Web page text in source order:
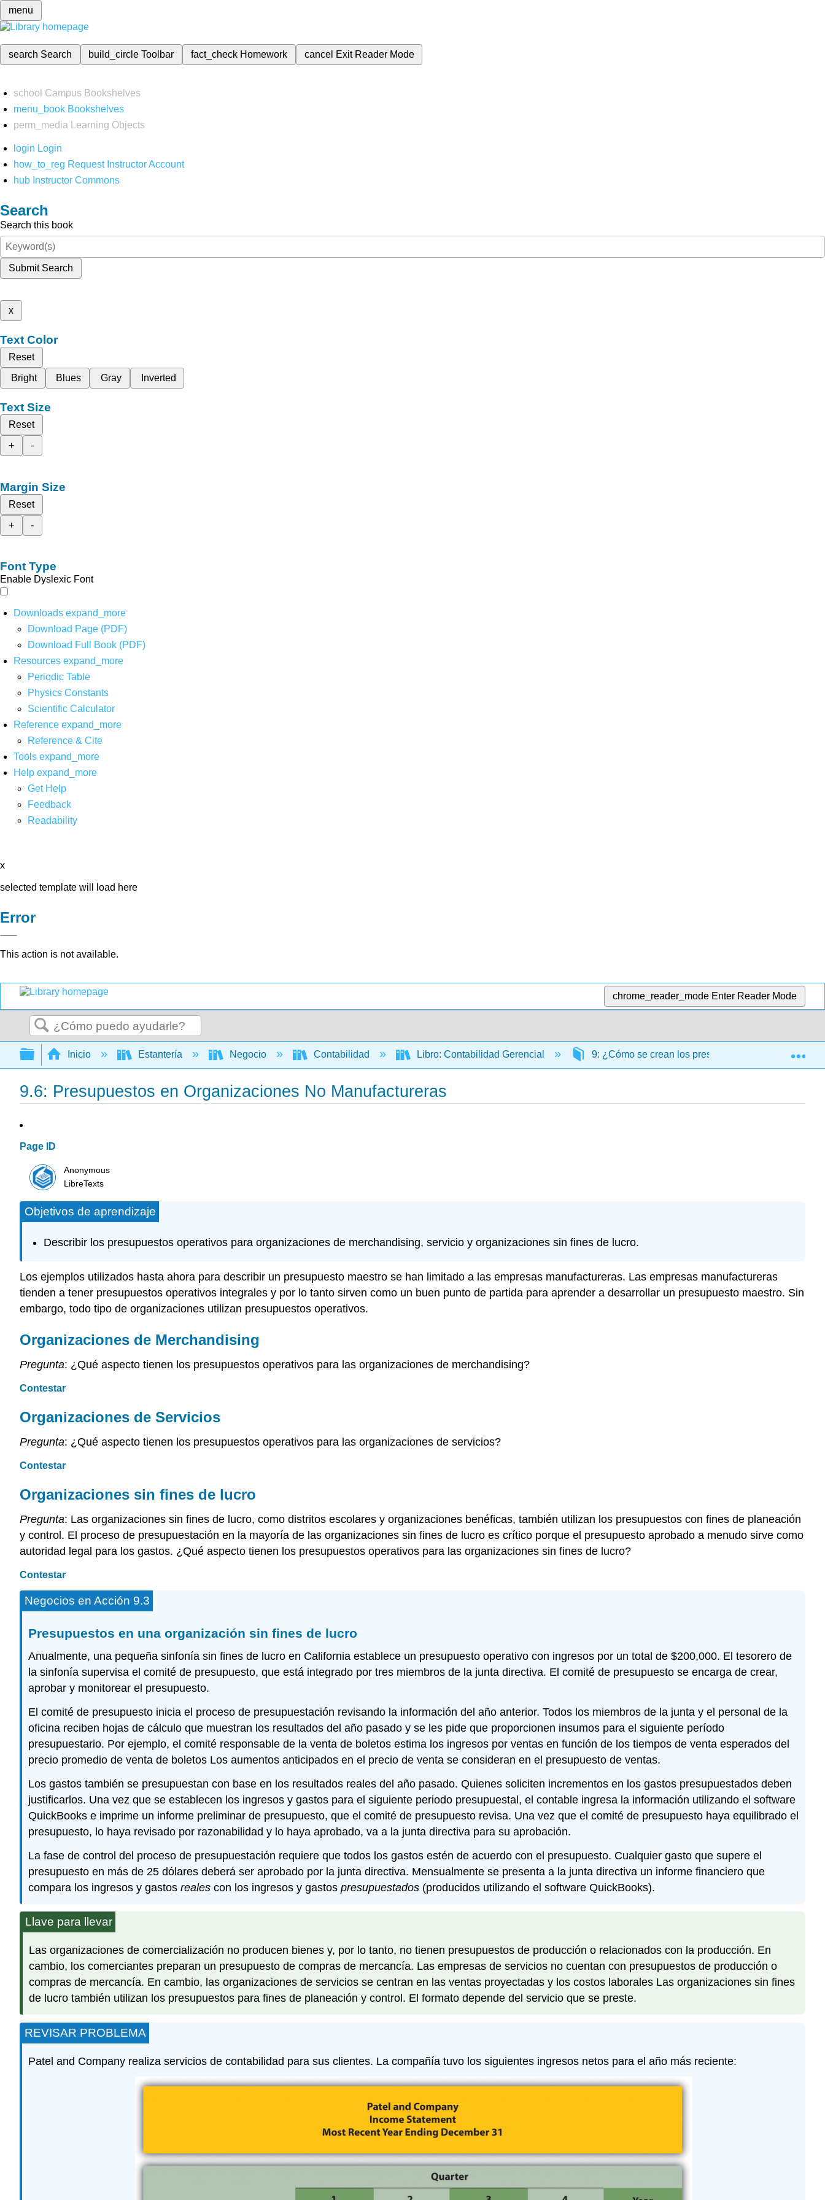
menu
search Search build_circleToolbar fact_check Homework cancel Exit Reader Mode
school Campus Bookshelves
menu_book Bookshelves
perm_media
Learning Objects
login Login
how_to_reg Request Instructor Account
hub Instructor Commons
Search
Search this book
Submit Search
x
Text Color
Reset
Bright
Blues Gray Inverted
Text Size
Reset
+
-
Margin Size
Reset
+
-
Font Type
Enable Dyslexic Font
Downloads expand_more
Download Page (PDF)
Download Full Book (PDF)
Resources expand_more
Periodic Table
Physics Constants
Scientific Calculator
Reference expand_more
Reference & Cite
Tools expand_more
Help expand_more
Get Help
Feedback
Readability
x
selected template will load here
Error
This action is not available.
chrome_reader_mode Enter Reader Mode
Buscar
Expandir/contraer jerarquía global
Inicio Estantería Negocio Contabilidad Libro: Contabilidad Gerencial 9: ¿Cómo se crean los presupuestos operativos?
9.6: Presupuestos en Organizaciones No Manufactureras
Page ID
Anonymous
LibreTexts
Objetivos de aprendizaje
Describir los presupuestos operativos para organizaciones de merchandising, servicio y organizaciones sin fines de lucro.
Los ejemplos utilizados hasta ahora para describir un presupuesto maestro se han limitado a las empresas manufactureras. Las empresas manufactureras
tienden a tener presupuestos operativos integrales y por lo tanto sirven como un buen punto de partida para aprender a desarrollar un presupuesto maestro. Sin
embargo, todo tipo de organizaciones utilizan presupuestos operativos.
Organizaciones de Merchandising
Pregunta: ¿Qué aspecto tienen los presupuestos operativos para las organizaciones de merchandising?
Contestar
Organizaciones de Servicios
Pregunta: ¿Qué aspecto tienen los presupuestos operativos para las organizaciones de servicios?
Contestar
Organizaciones sin fines de lucro
Pregunta: Las organizaciones sin fines de lucro, como distritos escolares y organizaciones benéficas, también utilizan los presupuestos con fines de planeación
y control. El proceso de presupuestación en la mayoría de las organizaciones sin fines de lucro es crítico porque el presupuesto aprobado a menudo sirve como
autoridad legal para los gastos. ¿Qué aspecto tienen los presupuestos operativos para las organizaciones sin fines de lucro?
Contestar
Negocios en Acción 9.3
Presupuestos en una organización sin fines de lucro
Anualmente, una pequeña sinfonía sin fines de lucro en California establece un presupuesto operativo con ingresos por un total de $200,000. El tesorero de
la sinfonía supervisa el comité de presupuesto, que está integrado por tres miembros de la junta directiva. El comité de presupuesto se encarga de crear,
aprobar y monitorear el presupuesto.
El comité de presupuesto inicia el proceso de presupuestación revisando la información del año anterior. Todos los miembros de la junta y el personal de la
oficina reciben hojas de cálculo que muestran los resultados del año pasado y se les pide que proporcionen insumos para el siguiente período
presupuestario. Por ejemplo, el comité responsable de la venta de boletos estima los ingresos por ventas en función de los tiempos de venta esperados del
precio promedio de venta de boletos Los aumentos anticipados en el precio de venta se consideran en el presupuesto de ventas.
Los gastos también se presupuestan con base en los resultados reales del año pasado. Quienes soliciten incrementos en los gastos presupuestados deben
justificarlos. Una vez que se establecen los ingresos y gastos para el siguiente periodo presupuestal, el contable ingresa la información utilizando el software
QuickBooks e imprime un informe preliminar de presupuesto, que el comité de presupuesto revisa. Una vez que el comité de presupuesto haya equilibrado el
presupuesto, lo haya revisado por razonabilidad y lo haya aprobado, va a la junta directiva para su aprobación.
La fase de control del proceso de presupuestación requiere que todos los gastos estén de acuerdo con el presupuesto. Cualquier gasto que supere el
presupuesto en más de 25 dólares deberá ser aprobado por la junta directiva. Mensualmente se presenta a la junta directiva un informe financiero que
compara los ingresos y gastos reales con los ingresos y gastos presupuestados (producidos utilizando el software QuickBooks).
Llave para llevar
Las organizaciones de comercialización no producen bienes y, por lo tanto, no tienen presupuestos de producción o relacionados con la producción. En
cambio, los comerciantes preparan un presupuesto de compras de mercancía. Las empresas de servicios no cuentan con presupuestos de producción o
compras de mercancía. En cambio, las organizaciones de servicios se centran en las ventas proyectadas y los costos laborales Las organizaciones sin fines
de lucro también utilizan los presupuestos para fines de planeación y control. El formato depende del servicio que se preste.
REVISAR PROBLEMA
Patel and Company realiza servicios de contabilidad para sus clientes. La compañía tuvo los siguientes ingresos netos para el año más reciente: